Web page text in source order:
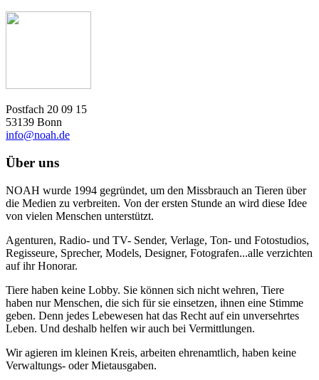
Postfach 20 09 15
53139 Bonn
info@noah.de
Über uns
NOAH wurde 1994 gegründet, um den Missbrauch an Tieren über
die Medien zu verbreiten. Von der ersten Stunde an wird diese Idee
von vielen Menschen unterstützt.
Agenturen, Radio- und TV- Sender, Verlage, Ton- und Fotostudios,
Regisseure, Sprecher, Models, Designer, Fotografen...alle verzichten
auf ihr Honorar.
Tiere haben keine Lobby. Sie können sich nicht wehren, Tiere
haben nur Menschen, die sich für sie einsetzen, ihnen eine Stimme
geben. Denn jedes Lebewesen hat das Recht auf ein unversehrtes
Leben. Und deshalb helfen wir auch bei Vermittlungen.
Wir agieren im kleinen Kreis, arbeiten ehrenamtlich, haben keine
Verwaltungs- oder Mietausgaben.